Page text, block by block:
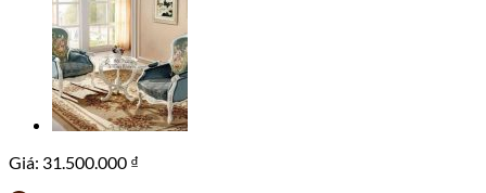
Giá: 31.500.000 ₫